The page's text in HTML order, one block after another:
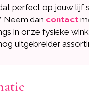
perfect op jouw lijf
Neem dan contact
in onze fysieke
uitgebreider